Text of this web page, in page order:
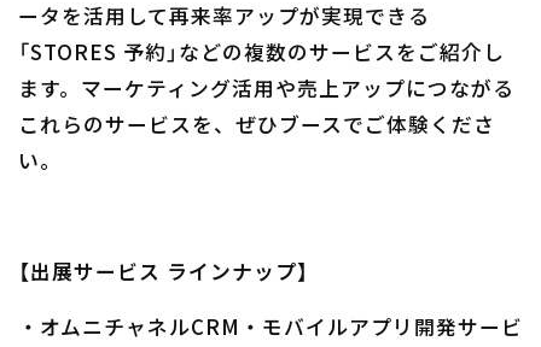
ータを活用して再来率アップが実現できる
「STORES 予約」などの複数のサービスをご紹介し
ます。マーケティング活用や売上アップにつながる
これらのサービスを、ぜひブースでご体験くださ
い。
【出展サービス ラインナップ】
・オムニチャネルCRM・モバイルアプリ開発サービ